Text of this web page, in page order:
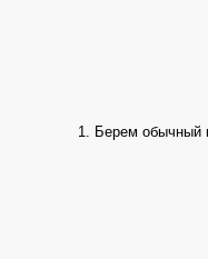
1. Берем обычный